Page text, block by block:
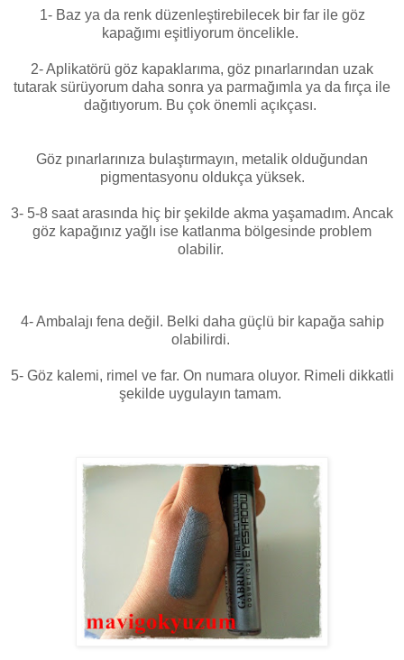
1- Baz ya da renk düzenleştirebilecek bir far ile göz
kapağımı eşitliyorum öncelikle.
2- Aplikatörü göz kapaklarıma, göz pınarlarından uzak
tutarak sürüyorum daha sonra ya parmağımla ya da fırça ile
dağıtıyorum. Bu çok önemli açıkçası.
Göz pınarlarınıza bulaştırmayın, metalik olduğundan
pigmentasyonu oldukça yüksek.
3- 5-8 saat arasında hiç bir şekilde akma yaşamadım. Ancak
göz kapağınız yağlı ise katlanma bölgesinde problem
olabilir.
4- Ambalajı fena değil. Belki daha güçlü bir kapağa sahip
olabilirdi.
5- Göz kalemi, rimel ve far. On numara oluyor. Rimeli dikkatli
şekilde uygulayın tamam.